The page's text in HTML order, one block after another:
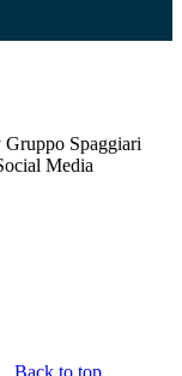
Gruppo Spaggiari
Media